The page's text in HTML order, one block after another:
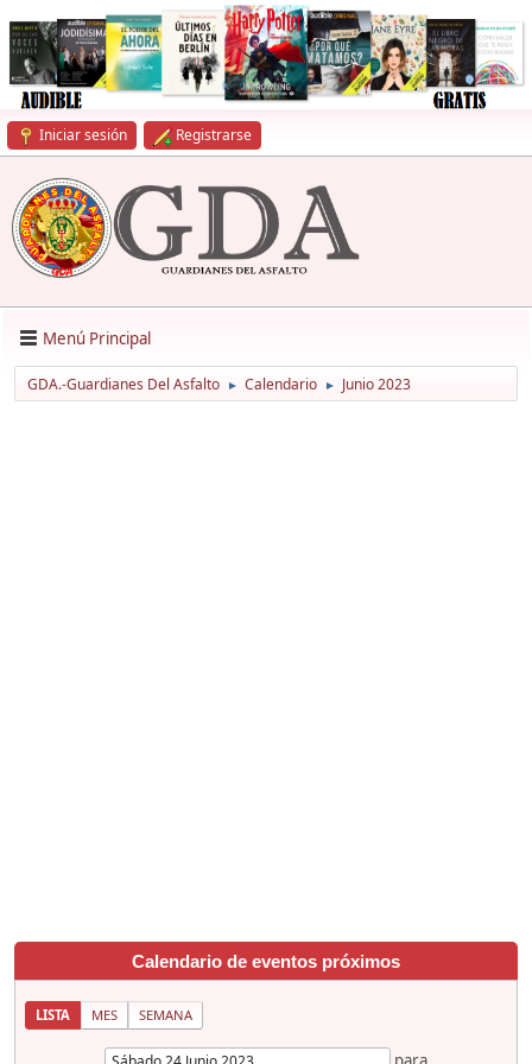
Iniciar sesión Registrarse
Menú Principal
GDA.-Guardianes Del Asfalto ► Calendario ► Junio 2023
Calendario de eventos próximos
LISTA MES SEMANA